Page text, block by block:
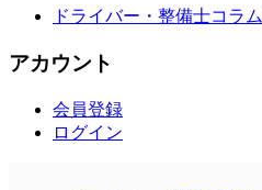
ドライバー・整備士コラム
アカウント
会員登録
ログイン